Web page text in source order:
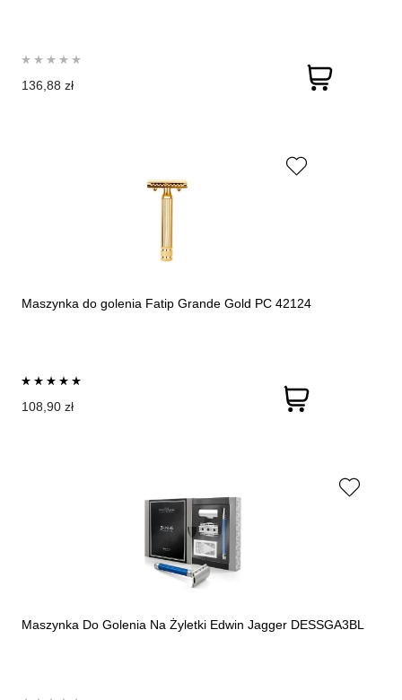
136,88 zł
Maszynka do golenia Fatip Grande Gold PC 42124
108,90 zł
Maszynka Do Golenia Na Żyletki Edwin Jagger DESSGA3BL